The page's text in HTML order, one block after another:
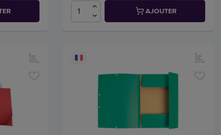
AJOUTER